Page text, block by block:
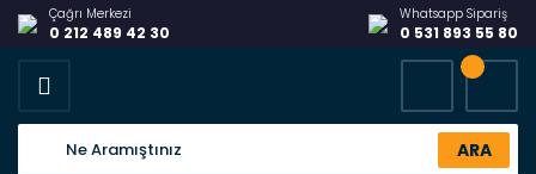
Çağrı Merkezi
0 212 489 42 30
Whatsapp Sipariş
0 531 893 55 80
ARA